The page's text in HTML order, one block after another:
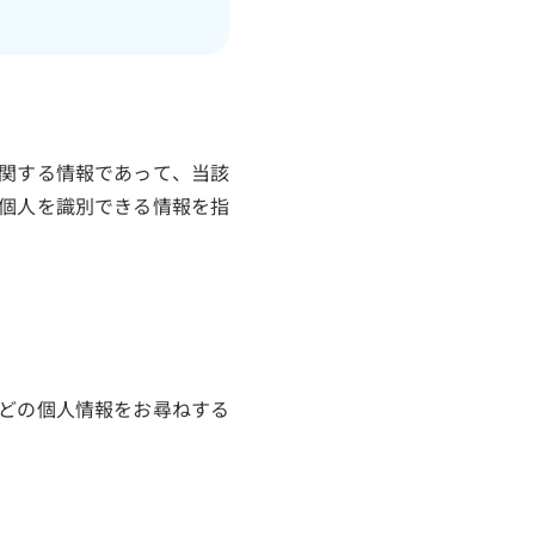
する情報であって、当該
人を識別できる情報を指
の個人情報をお尋ねする